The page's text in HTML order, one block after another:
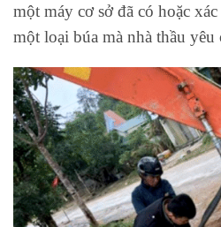
một máy cơ sở đã có hoặc
một loại búa mà nhà thầu yêu